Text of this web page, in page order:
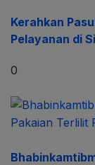
Kerahkan
Pelayanan di
0